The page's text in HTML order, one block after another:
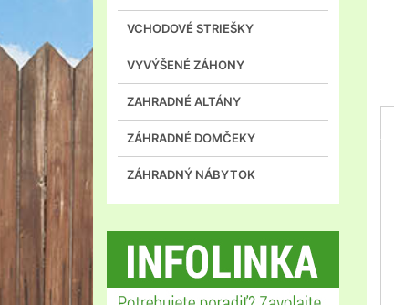
VCHODOVÉ STRIEŠKY
VYVÝŠENÉ ZÁHONY
ZAHRADNÉ ALTÁNY
ZÁHRADNÉ DOMČEKY
ZÁHRADNÝ NÁBYTOK